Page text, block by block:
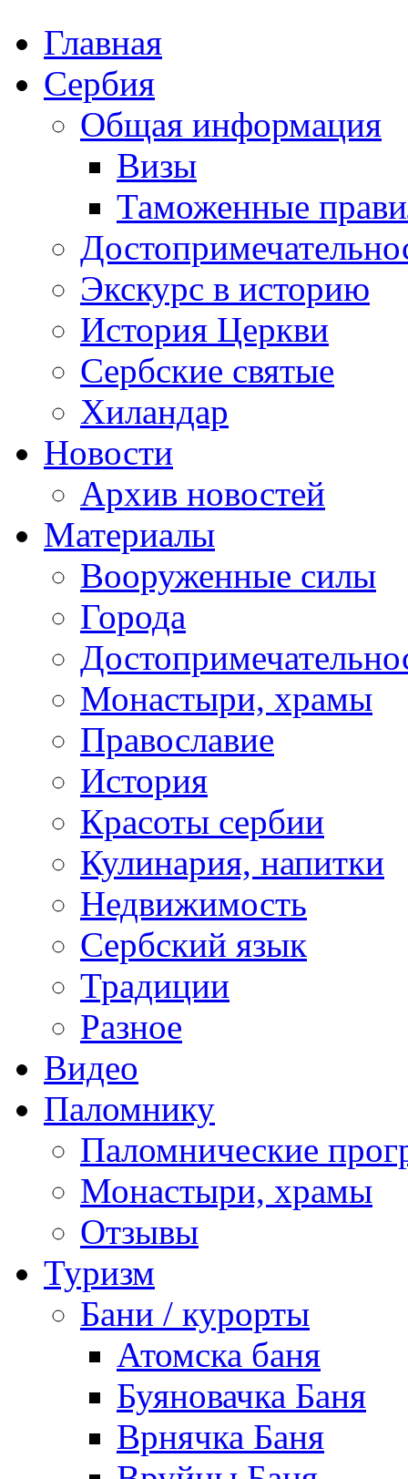
Главная
Сербия
Общая информация
Визы
Таможенные
Экскурс в историю
История Церкви
Сербские святые
Хиландар
Новости
Архив новостей
Материалы
Вооруженные силы
Города
Монастыри, храмы
Православие
История
Красоты сербии
Кулинария, напитки
Недвижимость
Сербский язык
Традиции
Разное
Видео
Паломнику
Паломнические
Монастыри, храмы
Отзывы
Туризм
Бани / курорты
Атомска баня
Буяновачка Баня
Врнячка Баня